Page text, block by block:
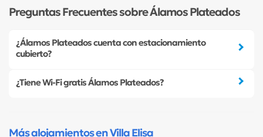
Preguntas Frecuentes sobre Álamos Plateados
¿Álamos Plateados cuenta con estacionamiento
cubierto?
¿Tiene Wi-Fi gratis Álamos Plateados?
Más alojamientos en Villa Elisa